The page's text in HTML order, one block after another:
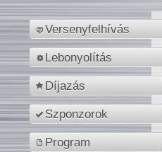
Versenyfelhívás
Lebonyolítás
Díjazás
Szponzorok
Program